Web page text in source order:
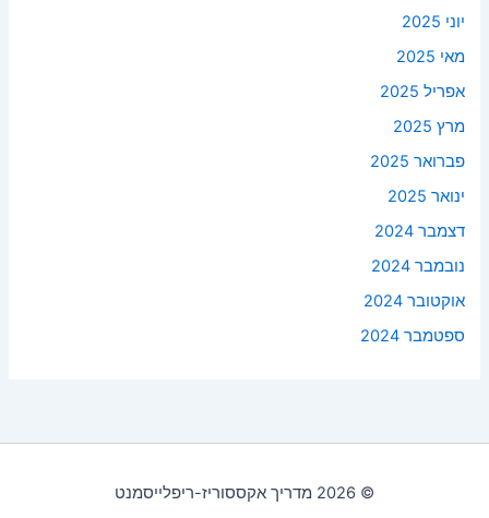
יוני 2025
מאי 2025
אפריל 2025
מרץ 2025
פברואר 2025
ינואר 2025
דצמבר 2024
נובמבר 2024
אוקטובר 2024
ספטמבר 2024
© 2026 מדריך אקססוריז-ריפלייסמנט